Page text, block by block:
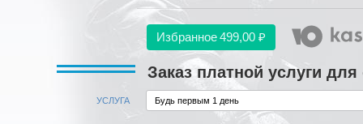
Избранное499,00 ₽
Заказ платной услуги
УСЛУГА